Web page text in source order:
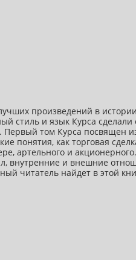
произведений в
стиль и язык Курса
Первый том Курса
понятия, как торговая
артельного и
внутренние и внешние
читатель найдет в этой